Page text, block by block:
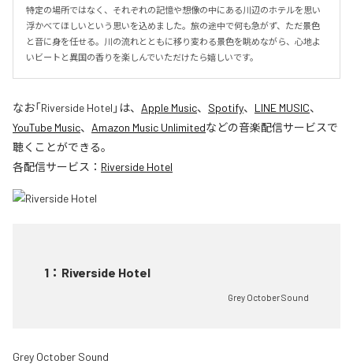
特定の場所ではなく、それぞれの記憶や想像の中にある川辺のホテルを思い
浮かべてほしいという思いを込めました。旅の途中で何も急がず、ただ景色
と音に身を任せる。川の流れとともに移り変わる景色を眺めながら、心地よ
いビートと異国の香りを楽しんでいただけたら嬉しいです。
なお「Riverside Hotel 」は、 Apple Music、 Spotify、 LINE MUSIC、
YouTube Music、 Amazon Music Unlimitedなどの音楽配信サービスで
聴くことができる。
各配信サービス： Riverside Hotel
1 ： Riverside Hotel
Grey October Sound
Grey October Sound